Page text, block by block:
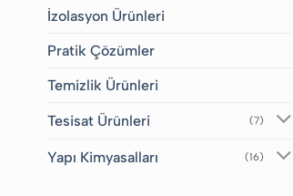
İzolasyon Ürünleri
Pratik Çözümler
Temizlik Ürünleri
Tesisat Ürünleri (7)
Yapı Kimyasalları (16)